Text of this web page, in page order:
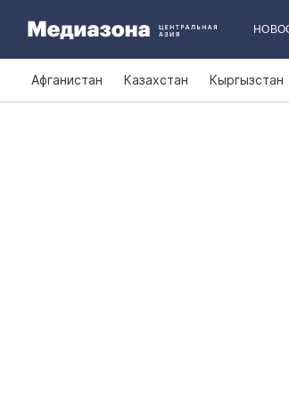
Афганистан Казахстан Кыргызстан